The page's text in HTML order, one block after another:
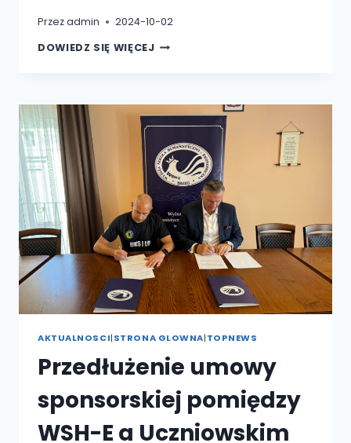
Przezadmin
2024-10-02
DOWIEDZ SIĘ WIĘCEJPOSIEDZENIE
PRZEWODNICTWEM
NOWEJ
PANI
REKTOR
DR
ALEKSANDRY
ASZKIEŁOWICZ
AKTUALNOSCI|STRONA GLOWNA|TOPNEWS
Przedłużenie umowy
sponsorskiej pomiędzy
WSH-E a Uczniowskim